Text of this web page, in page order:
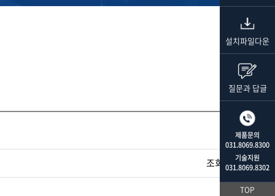
조회수 943
설치파일다운
질문과 답글
제품문의
031.8069.8300
기술지원
031.8069.8302
TOP